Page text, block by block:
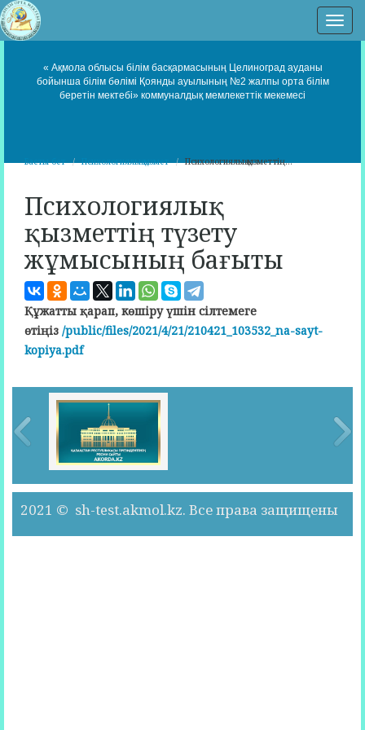
« Ақмола облысы білім басқармасының Целиноград ауданы
бойынша білім бөлімі Қоянды ауылының №2 жалпы орта білім
беретін мектебі» коммуналдық мемлекеттік мекемесі
Басты бет Психологиялық қызмет Психологиялық қызметтің...
Психологиялық
қызметтің түзету
жұмысының бағыты
Құжатты қарап, көшіру үшін сілтемеге
өтіңіз /public/files/2021/4/21/210421_103532_na-sayt-
kopiya.pdf
2021 © sh-test.akmol.kz. Все права защищены